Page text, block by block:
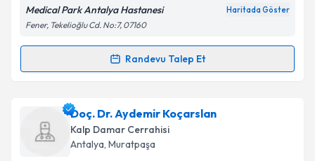
Medical Park Antalya Hastanesi Haritada Göster
Fener, Tekelioğlu Cd. No:7, 07160
Randevu Talep Et
Randevu Takvimi Talebi
Op. Dr. Mehmet Beşir Akpınariçin randevu takvimi
talebi oluşturun. Size bu uzmandan randevu almanız
için bir takvim hazırlandığında e-posta ile
bilgilendireceğiz.
Doç. Dr. Aydemir Koçarslan
Kalp Damar Cerrahisi
Antalya, Muratpaşa